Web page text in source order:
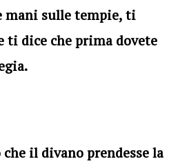
mani sulle tempie, ti
ti dice che prima dovete
il divano prendesse la